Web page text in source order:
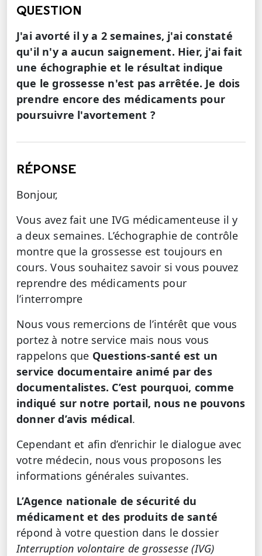
QUESTION
J'ai avorté il y a 2 semaines, j'ai constaté
qu'il n'y a aucun saignement. Hier, j'ai fait
une échographie et le résultat indique
que le grossesse n'est pas arrêtée. Je dois
prendre encore des médicaments pour
poursuivre l'avortement ?
RÉPONSE
Bonjour,
Vous avez fait une IVG médicamenteuse il y
a deux semaines. L’échographie de contrôle
montre que la grossesse est toujours en
cours. Vous souhaitez savoir si vous pouvez
reprendre des médicaments pour
l’interrompre
Nous vous remercions de l’intérêt que vous
portez à notre service mais nous vous
rappelons que Questions-santé est un
service documentaire animé par des
documentalistes. C’est pourquoi, comme
indiqué sur notre portail, nous ne pouvons
donner d’avis médical.
Cependant et afin d’enrichir le dialogue avec
votre médecin, nous vous proposons les
informations générales suivantes.
L’Agence nationale de sécurité du
médicament et des produits de santé
répond à votre question dans le dossier
Interruption volontaire de grossesse (IVG)